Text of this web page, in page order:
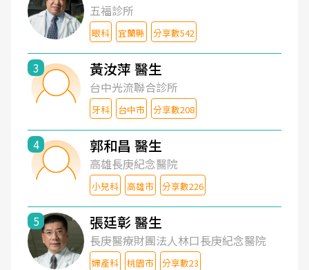
五福診所
眼科 宜蘭縣 分享數542
3 黃汝萍 醫生
台中光流聯合診所
牙科 台中市 分享數208
4 郭和昌 醫生
高雄長庚紀念醫院
小兒科 高雄市 分享數226
5 張廷彰 醫生
長庚醫療財團法人林口長庚紀念醫院
婦產科 桃園市 分享數23